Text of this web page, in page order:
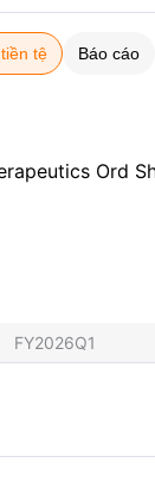
tệ Báo cáo
Ord
FY2026Q1